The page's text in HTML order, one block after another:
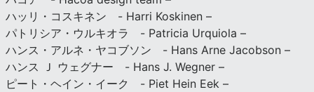
ハッリ・コスキネン - Harri Koskinen –
パトリシア・ウルキオラ - Patricia Urquiola –
ハンス・アルネ・ヤコブソン - Hans Arne Jacobson –
ハンス Ｊ ウェグナー - Hans J. Wegner –
ピート・ヘイン・イーク - Piet Hein Eek –